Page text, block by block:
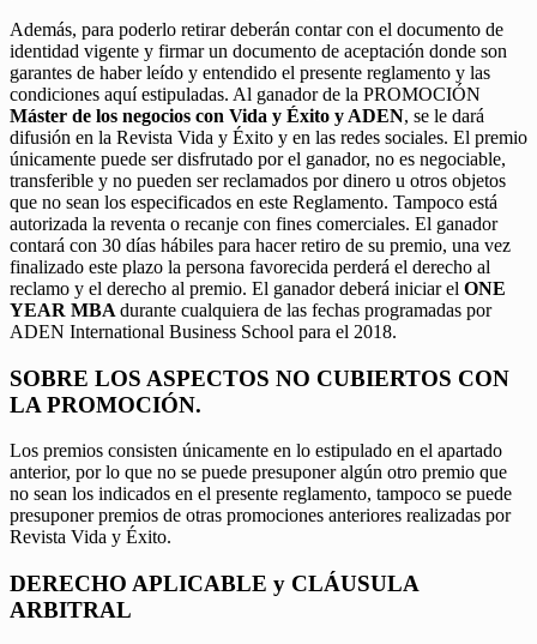
Además, para poderlo retirar deberán contar con el documento de
identidad vigente y firmar un documento de aceptación donde son
garantes de haber leído y entendido el presente reglamento y las
condiciones aquí estipuladas. Al ganador de la PROMOCIÓN
Máster de los negocios con Vida y Éxito y ADEN, se le dará
difusión en la Revista Vida y Éxito y en las redes sociales. El premio
únicamente puede ser disfrutado por el ganador, no es negociable,
transferible y no pueden ser reclamados por dinero u otros objetos
que no sean los especificados en este Reglamento. Tampoco está
autorizada la reventa o recanje con fines comerciales. El ganador
contará con 30 días hábiles para hacer retiro de su premio, una vez
finalizado este plazo la persona favorecida perderá el derecho al
reclamo y el derecho al premio. El ganador deberá iniciar el ONE
YEAR MBA durante cualquiera de las fechas programadas por
ADEN International Business School para el 2018.
SOBRE LOS ASPECTOS NO CUBIERTOS CON
LA PROMOCIÓN.
Los premios consisten únicamente en lo estipulado en el apartado
anterior, por lo que no se puede presuponer algún otro premio que
no sean los indicados en el presente reglamento, tampoco se puede
presuponer premios de otras promociones anteriores realizadas por
Revista Vida y Éxito.
DERECHO APLICABLE y CLÁUSULA
ARBITRAL